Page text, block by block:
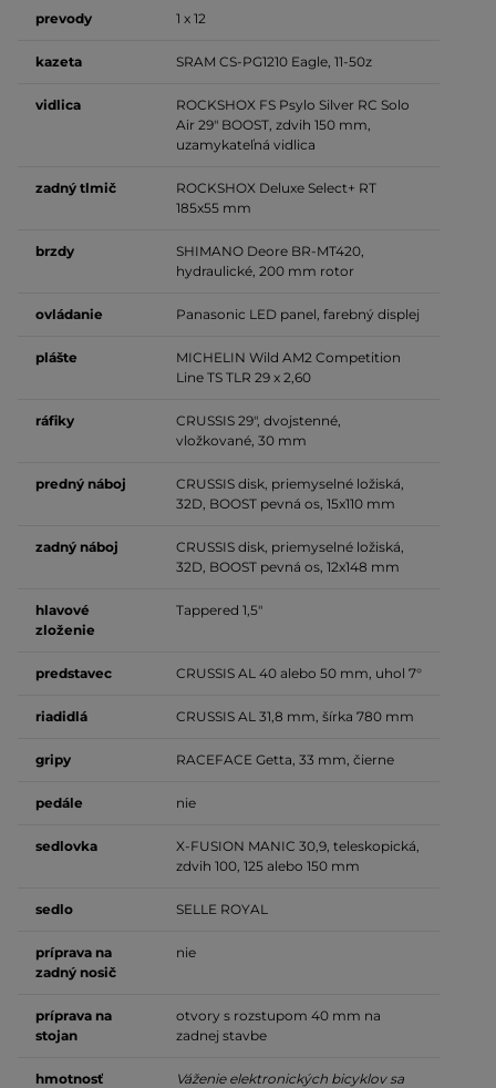
prevody 1 x 12
kazeta SRAM CS-PG1210 Eagle, 11-50z
vidlica
ROCKSHOX FS Psylo Silver RC Solo
Air 29" BOOST, zdvih 150 mm,
uzamykateľná vidlica
zadný tlmič
ROCKSHOX Deluxe Select+ RT
185x55 mm
brzdy
SHIMANO Deore BR-MT420,
hydraulické, 200 mm rotor
ovládanie Panasonic LED panel, farebný displej
plášte
MICHELIN Wild AM2 Competition
Line TS TLR 29 x 2,60
ráfiky
CRUSSIS 29", dvojstenné,
vložkované, 30 mm
predný náboj
CRUSSIS disk, priemyselné ložiská,
32D, BOOST pevná os, 15x110 mm
zadný náboj
CRUSSIS disk, priemyselné ložiská,
32D, BOOST pevná os, 12x148 mm
hlavové
zloženie
Tappered 1,5"
predstavec CRUSSIS AL 40 alebo 50 mm, uhol 7°
riadidlá CRUSSIS AL 31,8 mm, šírka 780 mm
gripy RACEFACE Getta, 33 mm, čierne
pedále nie
sedlovka
X-FUSION MANIC 30,9, teleskopická,
zdvih 100, 125 alebo 150 mm
sedlo SELLE ROYAL
príprava na
zadný nosič
nie
príprava na
stojan
otvory s rozstupom 40 mm na
zadnej stavbe
hmotnosť Váženie elektronických bicyklov sa